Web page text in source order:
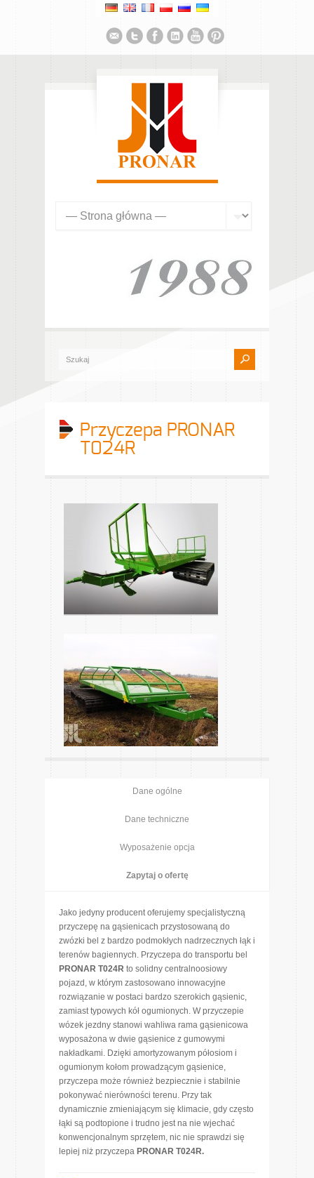
Przyczepa PRONAR
T024R
Dane ogólne
Dane techniczne
Wyposażenie opcja
Zapytaj o ofertę
Jako jedyny producent oferujemy specjalistyczną
przyczepę na gąsienicach przystosowaną do
zwózki bel z bardzo podmokłych nadrzecznych łąk i
terenów bagiennych. Przyczepa do transportu bel
PRONAR T024R to solidny centralnoosiowy
pojazd, w którym zastosowano innowacyjne
rozwiązanie w postaci bardzo szerokich gąsienic,
zamiast typowych kół ogumionych. W przyczepie
wózek jezdny stanowi wahliwa rama gąsienicowa
wyposażona w dwie gąsienice z gumowymi
nakładkami. Dzięki amortyzowanym półosiom i
ogumionym kołom prowadzącym gąsienice,
przyczepa może również bezpiecznie i stabilnie
pokonywać nierówności terenu. Przy tak
dynamicznie zmieniającym się klimacie, gdy często
łąki są podtopione i trudno jest na nie wjechać
konwencjonalnym sprzętem, nic nie sprawdzi się
lepiej niż przyczepa PRONAR T024R.